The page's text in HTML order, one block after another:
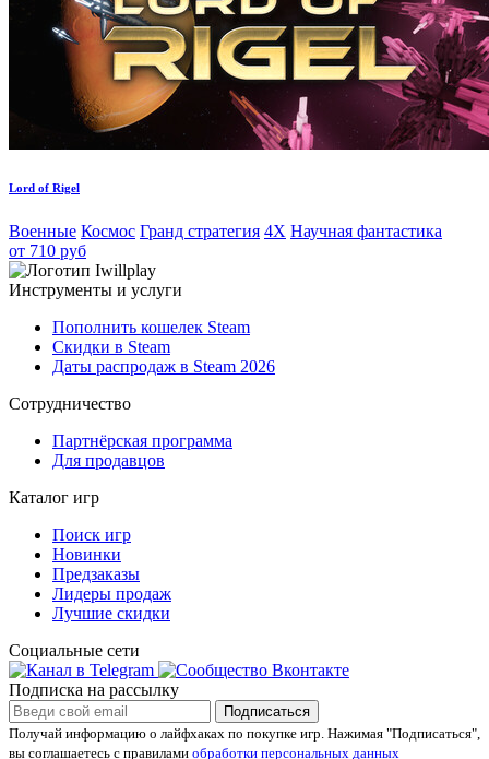
Lord of Rigel
Военные Космос Гранд стратегия 4X Научная фантастика
от 710 руб
Инструменты и услуги
Пополнить кошелек Steam
Скидки в Steam
Даты распродаж в Steam 2026
Сотрудничество
Партнёрская программа
Для продавцов
Каталог игр
Поиск игр
Новинки
Предзаказы
Лидеры продаж
Лучшие скидки
Социальные сети
Подписка на рассылку
Подписаться
Получай информацию о лайфхаках по покупке игр. Нажимая "Подписаться",
вы соглашаетесь с правилами обработки персональных данных